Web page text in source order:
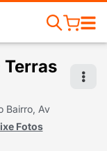
Terras
Bairro, Av
Fotos